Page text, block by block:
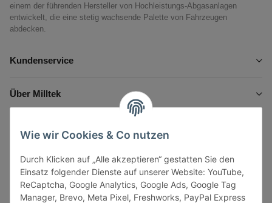
Wie wir Cookies & Co nutzen
Durch Klicken auf „Alle akzeptieren“ gestatten Sie den
Einsatz folgender Dienste auf unserer Website: YouTube,
ReCaptcha, Google Analytics, Google Ads, Google Tag
Manager, Brevo, Meta Pixel, Freshworks, PayPal Express
einem der führenden Hersteller von Hochleistungs-Abgasanlagen
entwickelt, die eine stetig wachsende Palette von Fahrzeugen
abdecken.
Kundenservice
Über Milltek
Gesetzliche Informationen